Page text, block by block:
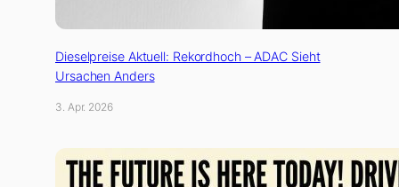
Dieselpreise Aktuell: Rekordhoch – ADAC Sieht
Ursachen Anders
3. Apr. 2026